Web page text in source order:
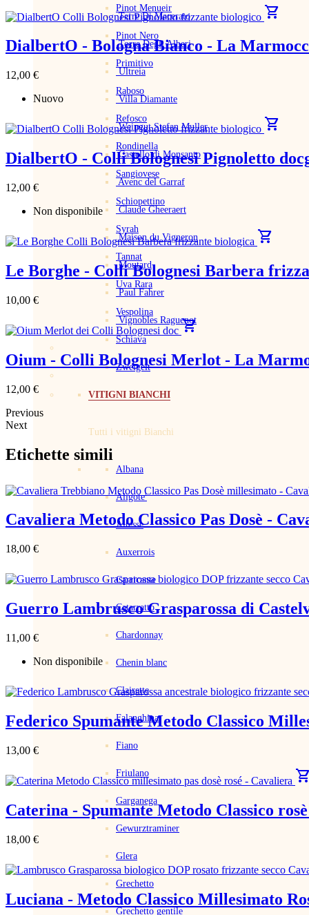
Terre Di Macerato
Torre Degli Alberi
Ultreia
Villa Diamante
Weingut Stefan Muller
Castello di Monsanto
Avenc del Garraf
Claude Gheeraert
Maison du Vigneron
Moutard
Paul Fahrer
Vignobles Raguenot
Pinot Menueir
Pinot Nero
Primitivo
Raboso
Refosco
Rondinella
Sangiovese
Schiopettino
Syrah
Tannat
Uva Rara
Vespolina
Schiava
Zweigelt
VITIGNI BIANCHI
Tutti i vitigni Bianchi
Albana
Aligote'
Altesse
Auxerrois
Carricante
Catarratto
Chardonnay
Chenin blanc
Clairette
Falanghina
Fiano
Friulano
Garganega
Gewurztraminer
Glera
Grechetto
Grechetto gentile
shopping_cart
DialbertO - Bologna Bianco - La
12,00 €
Nuovo
shopping_cart
DialbertO - Colli Bolognesi Pignoletto
12,00 €
Non disponibile
shopping_cart
Le Borghe - Colli Bolognesi Barbera
10,00 €
shopping_cart
Oium - Colli Bolognesi Merlot - La
12,00 €
Previous
Next
Etichette simili
Cavaliera Metodo Classico Pas Dosè -
18,00 €
Guerro Lambrusco Grasparossa di
11,00 €
Non disponibile
Federico Spumante Metodo Classico
13,00 €
shopping_cart
Caterina - Spumante Metodo Classico
18,00 €
Luciana - Metodo Classico Millesimato